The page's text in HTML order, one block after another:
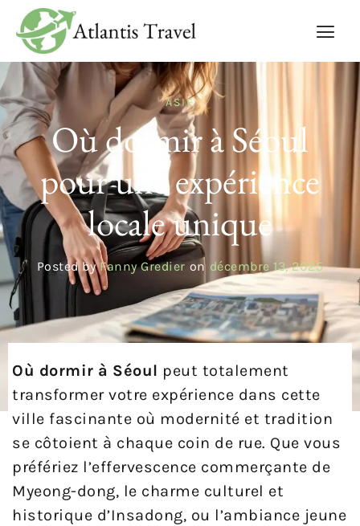
ASIE
Où dormir à Séoul
pour une expérience
locale unique
Posted by Fanny Gredier on décembre 13, 2025
Où dormir à Séoul peut totalement
transformer votre expérience dans cette
ville fascinante où modernité et tradition
se côtoient à chaque coin de rue. Que vous
préfériez l’effervescence commerçante de
Myeong-dong, le charme culturel et
historique d’Insadong, ou l’ambiance jeune